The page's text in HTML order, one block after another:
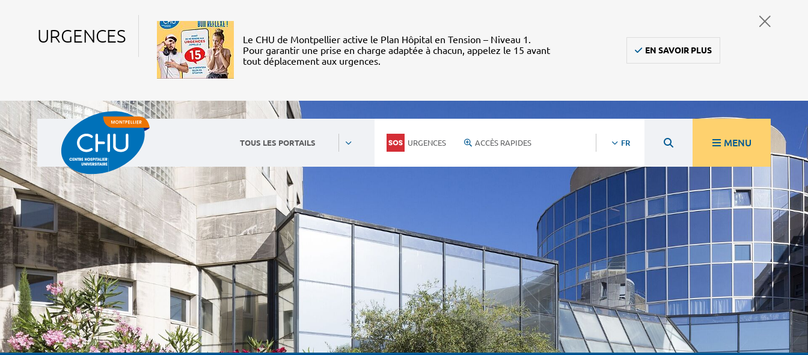
URGENCES
Le CHU de Montpellier active le Plan Hôpital en Tension – Niveau 1.
Pour garantir une prise en charge adaptée à chacun, appelez le 15 avant
tout déplacement aux urgences.
EN SAVOIR PLUS
TOUS LES PORTAILS URGENCES ACCÈS RAPIDES FR MENU